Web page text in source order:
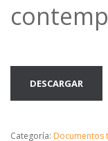
DESCARGAR
Categoría: Documentos